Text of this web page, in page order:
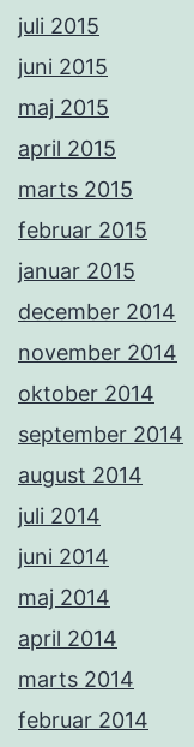
juli 2015
juni 2015
maj 2015
april 2015
marts 2015
februar 2015
januar 2015
december 2014
november 2014
oktober 2014
september 2014
august 2014
juli 2014
juni 2014
maj 2014
april 2014
marts 2014
februar 2014